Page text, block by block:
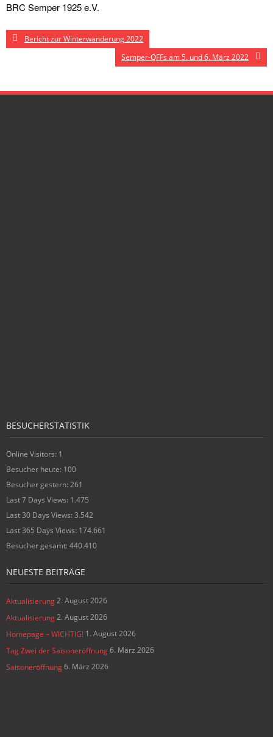
BRC Semper 1925 e.V.
Bericht zur Winterwanderung 2022
Semper-QFFs am 5. und 6. März 2022
BESUCHERSTATISTIK
Online Visitors: 1
Besucher heute: 100
Besucher gestern: 261
Last 7 Days Views: 1.475
Last 30 Days Views: 3.542
Last 365 Days Views: 174.661
Besucher gesamt: 440.410
NEUESTE BEITRÄGE
Aktualisierung2. August 2026
Aktualisierung2. August 2026
Homepage – WICHTIG! 1. August 2026
Tag Zwei der Saisoneröffnung6. März 2026
Saisoneröffnung6. März 2026